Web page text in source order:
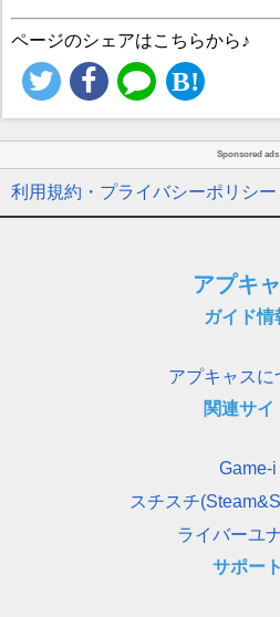
ページのシェアはこちらから♪
Sponsored ads
利用規約・プライバシーポリシー
アプキ
ガイド情
アプキャスに
関連サイ
Game-i
スチスチ
ライバーユ
サポート